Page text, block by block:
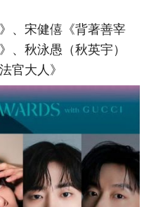
、宋健僖《背著善宰
、秋泳愚（秋英宇）
官大人》